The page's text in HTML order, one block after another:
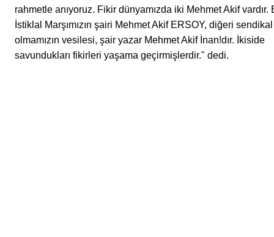
rahmetle anıyoruz. Fikir dünyamızda iki Mehmet Akif vardır.
İstiklal Marşımızın şairi Mehmet Akif ERSOY, diğeri
olmamızın vesilesi, şair yazar Mehmet Akif İnan!dır. İkiside
savundukları fikirleri yaşama geçirmişlerdir." dedi.